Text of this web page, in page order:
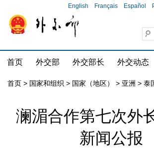
English Français Español
首页 外交部 外交部长 外交动态
首页 > 国家和组织 > 国家（地区） > 亚洲 > 泰
澜湄合作第七次外
新闻公报